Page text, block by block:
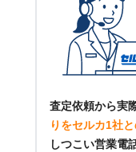
査定依頼から実
りをセルカ1社
しつこい営業電